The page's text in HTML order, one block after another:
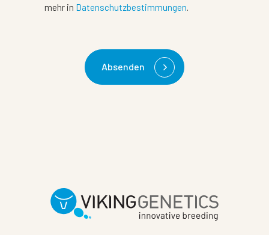
mehr in Datenschutzbestimmungen.
Absenden